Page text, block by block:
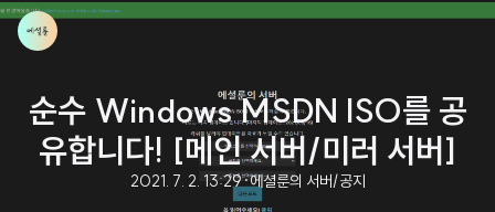
순수 Windows MSDN ISO를 공
유합니다! [메인 서버/미러 서버]
2021. 7. 2. 13:29·에셜룬의 서버/공지